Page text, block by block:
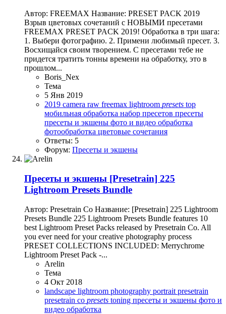
Автор: FREEMAX Название: PRESET PACK 2019
Взрыв цветовых сочетаний с НОВЫМИ пресетами
FREEMAX PRESET PACK 2019! Обработка в три шага:
1. Выбери фотографию. 2. Примени любимый пресет. 3.
Восхищайся своим творением. С пресетами тебе не
придется тратить тонны времени на обработку, это в
прошлом...
Boris_Nex
Тема
5 Янв 2019
2019 camera raw freemax lightroom presets top
мобильная обработка набор пресетов пресеты
пресеты и экшены фото и видео обработка
фотообработка цветовые сочетания
Ответы: 5
Форум: Пресеты и экшены
Пресеты и экшены [Presetrain] 225
Lightroom Presets Bundle
Автор: Presetrain Co Название: [Presetrain] 225 Lightroom
Presets Bundle 225 Lightroom Presets Bundle features 10
best Lightroom Preset Packs released by Presetrain Co. All
you ever need for your creative photography process
PRESET COLLECTIONS INCLUDED: Merrychrome
Lightroom Preset Pack -...
Arelin
Тема
4 Окт 2018
landscape lightroom photography portrait presetrain
presetrain co presets toning пресеты и экшены фото и
видео обработка